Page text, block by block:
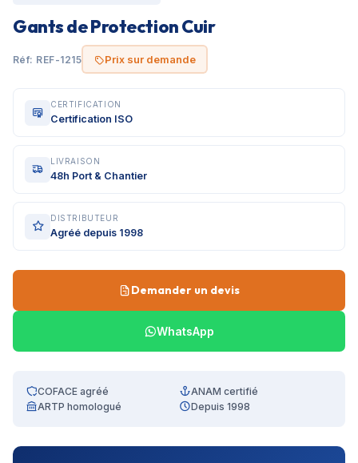
Gants de Protection Cuir
Réf: REF-1215 Prix sur demande
CERTIFICATION
Certification ISO
LIVRAISON
48h Port & Chantier
DISTRIBUTEUR
Agréé depuis 1998
Demander un devis
WhatsApp
COFACE agréé
ANAM certifié
ARTP homologué
Depuis 1998